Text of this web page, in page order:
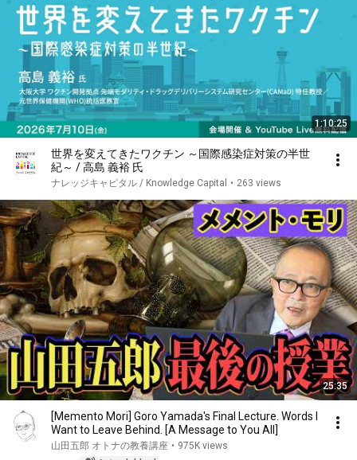
1:10:25
世界を変えてきたワクチン ～国際感染症対策の半世
紀～ / 高島 義裕 氏
ナレッジキャピタル / Knowledge Capital • 263 views
25:35
[Memento Mori] Goro Yamada's Final Lecture. Words I
Want to Leave Behind. [A Message to You All]
山田五郎 オトナの教養講座 • 975K views